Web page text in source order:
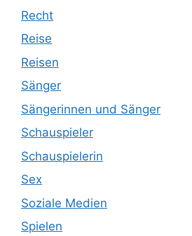
Recht
Reise
Reisen
Sänger
Sängerinnen und Sänger
Schauspieler
Schauspielerin
Sex
Soziale Medien
Spielen